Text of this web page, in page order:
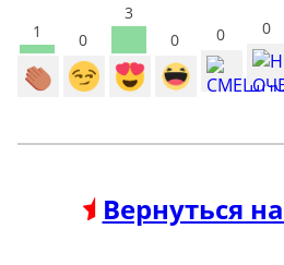
1 0
3
0
0 0
Вернуться